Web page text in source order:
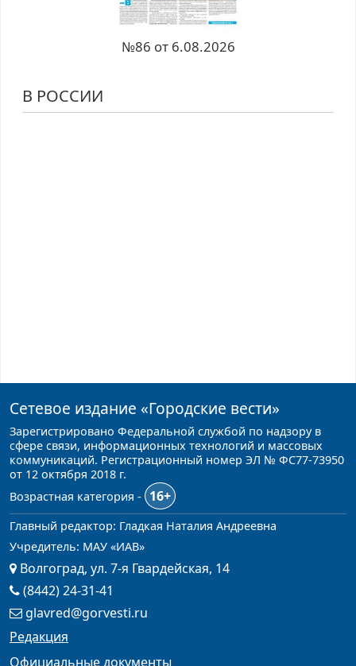
№86 от 6.08.2026
В РОССИИ
Сетевое издание «Городские вести»
Зарегистрировано Федеральной службой по надзору в
сфере связи, информационных технологий и массовых
коммуникаций. Регистрационный номер ЭЛ № ФС77-73950
от 12 октября 2018 г.
Возрастная категория -
16+
Главный редактор: Гладкая Наталия Андреевна
Учредитель: МАУ «ИАВ»
Волгоград, ул. 7-я Гвардейская, 14
(8442) 24-31-41
glavred@gorvesti.ru
Редакция
Официальные документы